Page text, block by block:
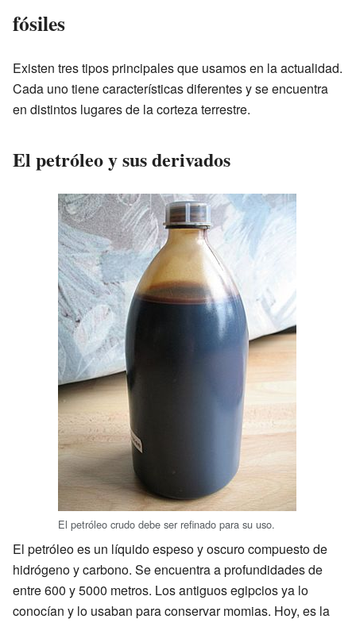
fósiles
Existen tres tipos principales que usamos en la actualidad.
Cada uno tiene características diferentes y se encuentra
en distintos lugares de la corteza terrestre.
El petróleo y sus derivados
El petróleo crudo debe ser refinado para su uso.
El petróleo es un líquido espeso y oscuro compuesto de
hidrógeno y carbono. Se encuentra a profundidades de
entre 600 y 5000 metros. Los antiguos egipcios ya lo
conocían y lo usaban para conservar momias. Hoy, es la